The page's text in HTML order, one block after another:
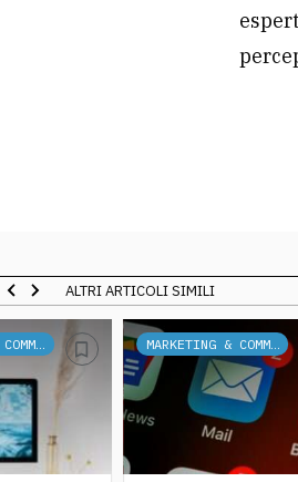
ALTRI ARTICOLI SIMILI
MARKETING & COMMUNICATION MARKETING & COMMUNICATION